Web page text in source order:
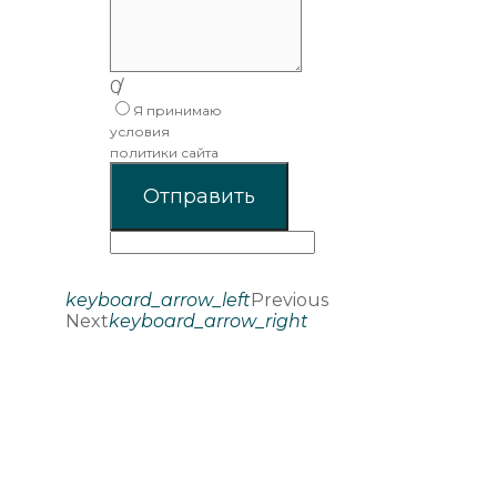
0/
Я принимаю
условия
политики сайта
Отправить
keyboard_arrow_leftPrevious
Nextkeyboard_arrow_right